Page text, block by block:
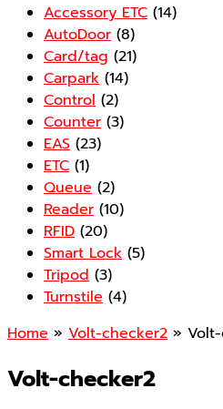
Accessory ETC (14)
AutoDoor (8)
Card/tag (21)
Carpark (14)
Control (2)
Counter (3)
EAS (23)
ETC (1)
Queue (2)
Reader (10)
RFID (20)
Smart Lock (5)
Tripod (3)
Turnstile (4)
Home » Volt-checker2 »
Volt-checker2